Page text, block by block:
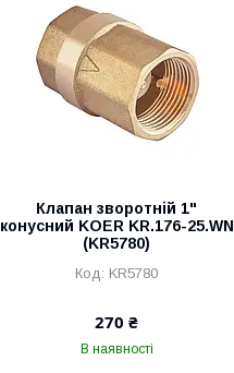
Клапан зворотній 1"
конусний KOER KR.176-25.WN
(KR5780)
KR5780
270 ₴
В наявності